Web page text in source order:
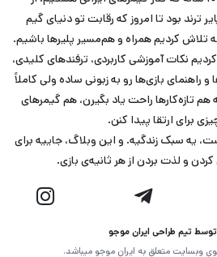
ترند بود تا امروز که رقابت تو دنیای گیم
کردیم همراه و هم‌مسیر پلیرها باشیم.
نکات آموزشی کاربردی، ترفندهای کلیدی،
راهنمای بازی‌ها رو به زبونی ساده ولی کاملاً
تازه‌کارها راحت یاد بگیرن، هم گیمرهای
برای ارتقا پیدا کنن.
یه سبک زندگیه. و این وبلاگ، جاییه برای
کردن و لذت بردن از هر ثانیه‌ی بازی.
تیم طراحی ایران موجو
وبسایت متعلق به ایران موجو میباشد.